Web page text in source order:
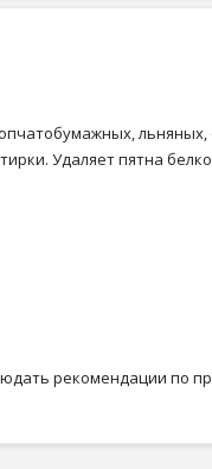
льняных,
Удаляет пятна
рекомендации по